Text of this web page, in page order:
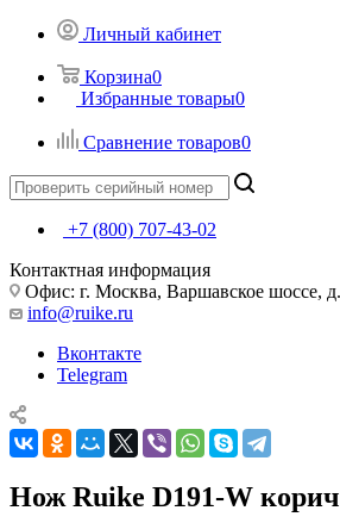
Личный кабинет
Корзина0
Избранные товары0
Сравнение товаров0
+7 (800) 707-43-02
Контактная информация
Офис: г. Москва, Варшавское шоссе,
info@ruike.ru
Вконтакте
Telegram
Нож Ruike D191-W